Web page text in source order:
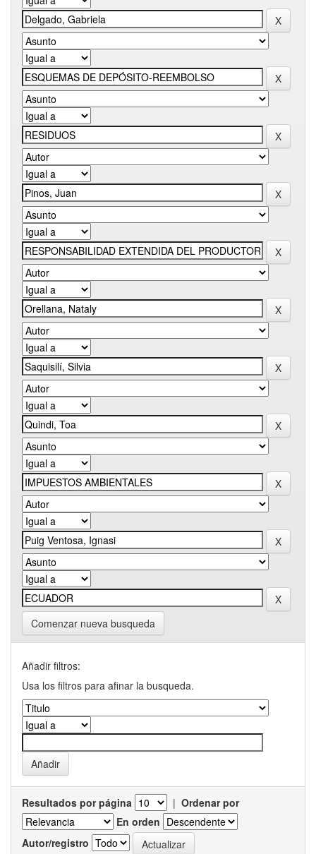
Comenzar nueva busqueda
Añadir filtros:
Usa los filtros para afinar la busqueda.
Resultados por página | Ordenar por
En orden
Autor/registro